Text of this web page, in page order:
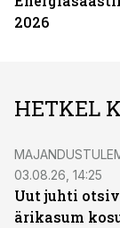
2026
HETKEL
03.08.26, 14:25
Uut juhti
ärikasum